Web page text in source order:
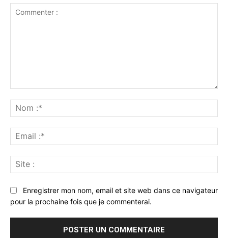
:*
:*
:
Enregistrer mon nom, email et site web dans ce navigateur
pour la prochaine fois que je commenterai.